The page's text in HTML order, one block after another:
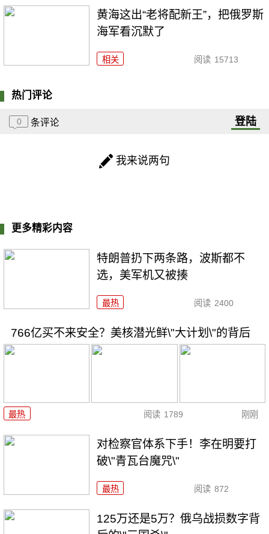
黄海这出“老将配新王”，把俄罗斯
海军看沉默了
相关 阅读 15713
热门评论
0 条评论 登陆
我来说两句
更多精彩内容
特朗普扔下两条路，波斯都不
选，美军机又被揍
最热 阅读 2400
766亿买不来安全？美核潜光鲜\"大计划\"的背后
最热 阅读 1789 刚刚
对检察官体系下手！李在明要打
破\"青瓦台魔咒\"
最热 阅读 872
125万还是5万？俄乌战损数字背